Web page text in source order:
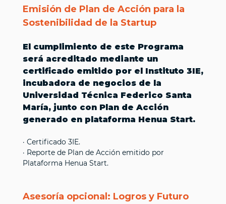
Emisión de Plan de Acción para la
Sostenibilidad de la Startup
El cumplimiento de este Programa
será acreditado mediante un
certificado emitido por el Instituto 3IE,
incubadora de negocios de la
Universidad Técnica Federico Santa
María, junto con Plan de Acción
generado en plataforma Henua Start.
· Certificado 3IE.
· Reporte de Plan de Acción emitido por
Plataforma Henua Start.
Asesoría opcional: Logros y Futuro